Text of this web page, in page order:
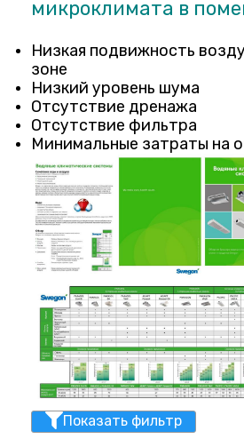
микроклимата в
Низкая подвижность
зоне
Низкий уровень шума
Отсутствие дренажа
Отсутствие фильтра
Минимальные затраты на
Показать фильтр